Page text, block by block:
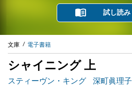
試し読み
文庫 電子書籍
シャイニング 上
スティーヴン・キング 深町眞理子